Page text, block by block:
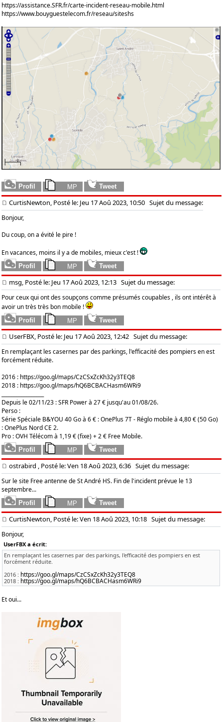
https://assistance.SFR.fr/carte-incident-reseau-mobile.html
https://www.bouyguestelecom.fr/reseau/siteshs
CurtisNewton, Posté le: Jeu 17 Aoû 2023, 10:50 Sujet du message:
Bonjour,
Du coup, on a évité le pire !
En vacances, moins il y a de mobiles, mieux c'est !
msg, Posté le: Jeu 17 Aoû 2023, 12:13 Sujet du message:
Pour ceux qui ont des soupçons comme présumés coupables , ils ont intérêt à
avoir un très très bon mobile !
UserFBX, Posté le: Jeu 17 Aoû 2023, 12:42 Sujet du message:
En remplaçant les casernes par des parkings, l'efficacité des pompiers en est
forcément réduite.
2016 : https://goo.gl/maps/CzCSxZcKh32y3TEQ8
2018 : https://goo.gl/maps/hQ6BCBACHasm6WRi9
Depuis le 02/11/23 : SFR Power à 27 € jusqu'au 01/08/26.
Perso :
Série Spéciale B&YOU 40 Go à 6 € : OnePlus 7T - Réglo mobile à 4,80 € (50 Go)
: OnePlus Nord CE 2.
Pro : OVH Télécom à 1,19 € (fixe) + 2 € Free Mobile.
ostrabird , Posté le: Ven 18 Aoû 2023, 6:36 Sujet du message:
Sur le site Free antenne de St André HS. Fin de l'incident prévue le 13
septembre...
CurtisNewton, Posté le: Ven 18 Aoû 2023, 10:18 Sujet du message:
Bonjour,
UserFBX a écrit:
En remplaçant les casernes par des parkings, l'efficacité des pompiers en est
forcément réduite.
2016 : https://goo.gl/maps/CzCSxZcKh32y3TEQ8
2018 : https://goo.gl/maps/hQ6BCBACHasm6WRi9
Et oui...